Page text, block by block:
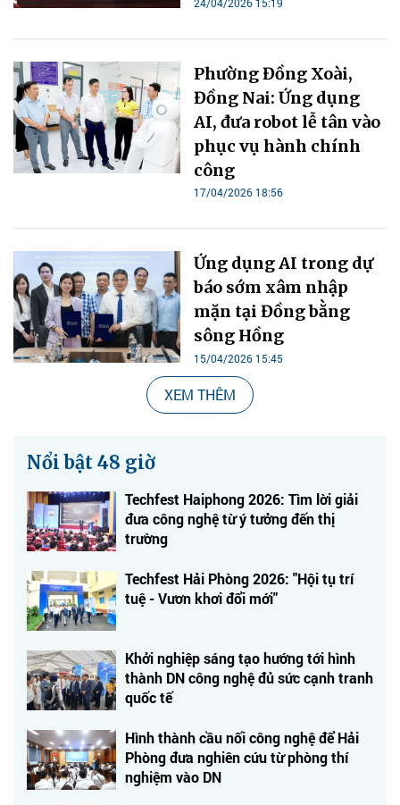
Phường Đồng Xoài,
Đồng Nai: Ứng dụng
AI, đưa robot lễ tân vào
phục vụ hành chính
công
17/04/2026 18:56
Ứng dụng AI trong dự
báo sớm xâm nhập
mặn tại Đồng bằng
sông Hồng
15/04/2026 15:45
XEM THÊM
Nổi bật 48 giờ
Techfest Haiphong 2026: Tìm lời giải
đưa công nghệ từ ý tưởng đến thị
trường
Techfest Hải Phòng 2026: "Hội tụ trí
tuệ - Vươn khơi đổi mới"
Khởi nghiệp sáng tạo hướng tới hình
thành DN công nghệ đủ sức cạnh tranh
quốc tế
Hình thành cầu nối công nghệ để Hải
Phòng đưa nghiên cứu từ phòng thí
nghiệm vào DN